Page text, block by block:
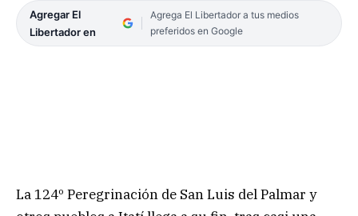
Agregar El
Libertador en
Agrega El Libertador a tus medios
preferidos en Google
La 124º Peregrinación de San Luis del Palmar y